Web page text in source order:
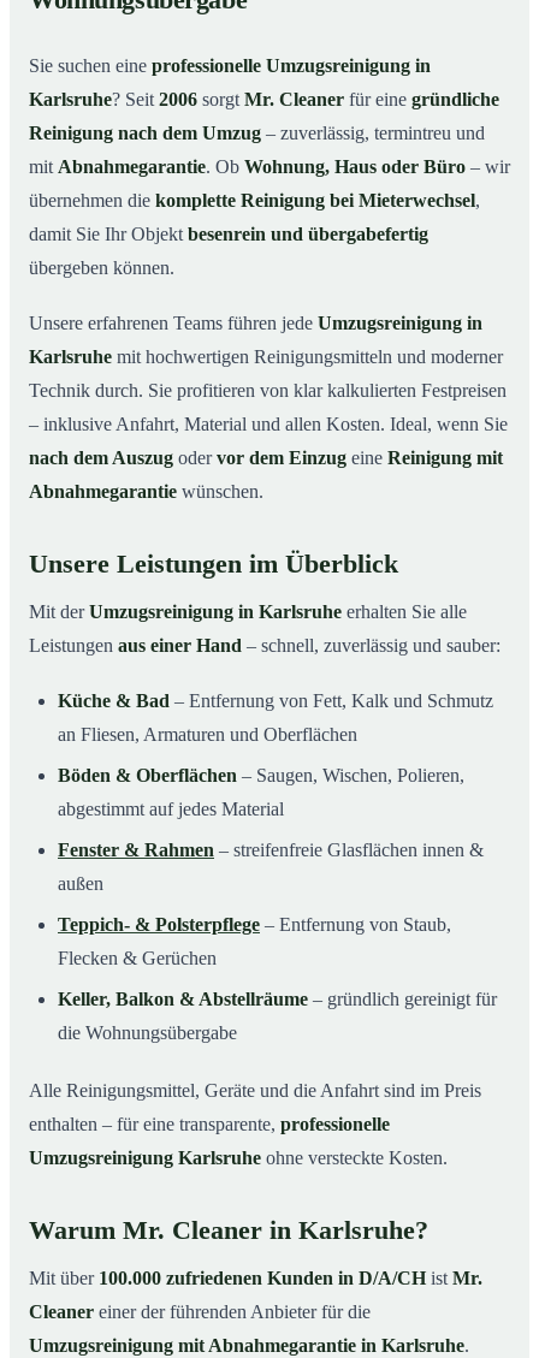
04So funktioniert’s
Typische Anlässe für eine Umzugsreinigung
07Jetzt Angebot anfordern
08So läuft eine Umzugsreinigung in Karlsruhe
Sie suchen eine professionelle Umzugsreinigung in
Karlsruhe? Seit 2006 sorgt Mr. Cleaner für eine gründliche
Reinigung nach dem Umzug – zuverlässig, termintreu und
mit Abnahmegarantie. Ob Wohnung, Haus oder Büro – wir
übernehmen die komplette Reinigung bei Mieterwechsel,
damit Sie Ihr Objekt besenrein und übergabefertig
übergeben können.
Unsere erfahrenen Teams führen jede Umzugsreinigung in
Karlsruhe mit hochwertigen Reinigungsmitteln und moderner
Technik durch. Sie profitieren von klar kalkulierten Festpreisen
– inklusive Anfahrt, Material und allen Kosten. Ideal, wenn Sie
nach dem Auszug odervor dem Einzug eine Reinigung mit
Abnahmegarantie wünschen.
Unsere Leistungen im Überblick
Mit derUmzugsreinigung in Karlsruhe erhalten Sie alle
Leistungen aus einer Hand – schnell, zuverlässig und sauber:
Küche & Bad – Entfernung von Fett, Kalk und Schmutz
an Fliesen, Armaturen und Oberflächen
Böden & Oberflächen – Saugen, Wischen, Polieren,
abgestimmt auf jedes Material
Fenster & Rahmen – streifenfreie Glasflächen innen &
außen
Teppich- & Polsterpflege – Entfernung von Staub,
Flecken & Gerüchen
Keller, Balkon & Abstellräume – gründlich gereinigt für
die Wohnungsübergabe
Alle Reinigungsmittel, Geräte und die Anfahrt sind im Preis
enthalten – für eine transparente, professionelle
Umzugsreinigung Karlsruhe ohne versteckte Kosten.
Warum Mr. Cleaner in Karlsruhe?
Mit über 100.000 zufriedenen Kunden in D/A/CHist Mr.
Cleaner einer der führenden Anbieter für die
Umzugsreinigung mit Abnahmegarantie in Karlsruhe.